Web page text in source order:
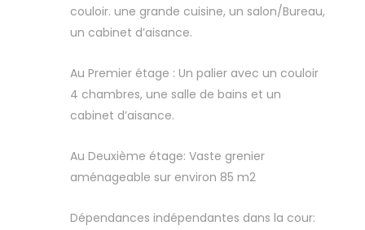
couloir. une grande cuisine, un salon/Bureau,
un cabinet d’aisance.
Au Premier étage : Un palier avec un couloir
4 chambres, une salle de bains et un
cabinet d’aisance.
Au Deuxième étage: Vaste grenier
aménageable sur environ 85 m2
Dépendances indépendantes dans la cour: